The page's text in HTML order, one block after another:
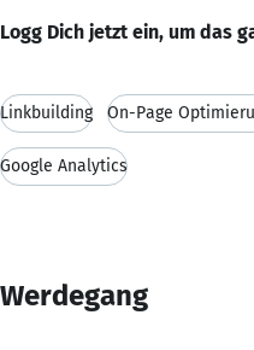
Logg Dich jetzt ein, um das
Linkbuilding On-Page
Google Analytics
Werdegang